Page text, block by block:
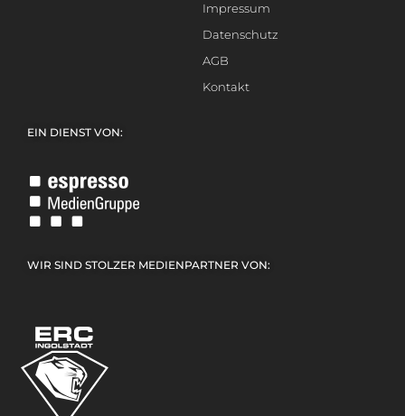
Impressum
Datenschutz
AGB
Kontakt
EIN DIENST VON:
WIR SIND STOLZER MEDIENPARTNER VON: